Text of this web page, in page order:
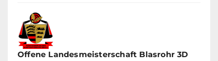
Offene Landesmeisterschaft Blasrohr 3D